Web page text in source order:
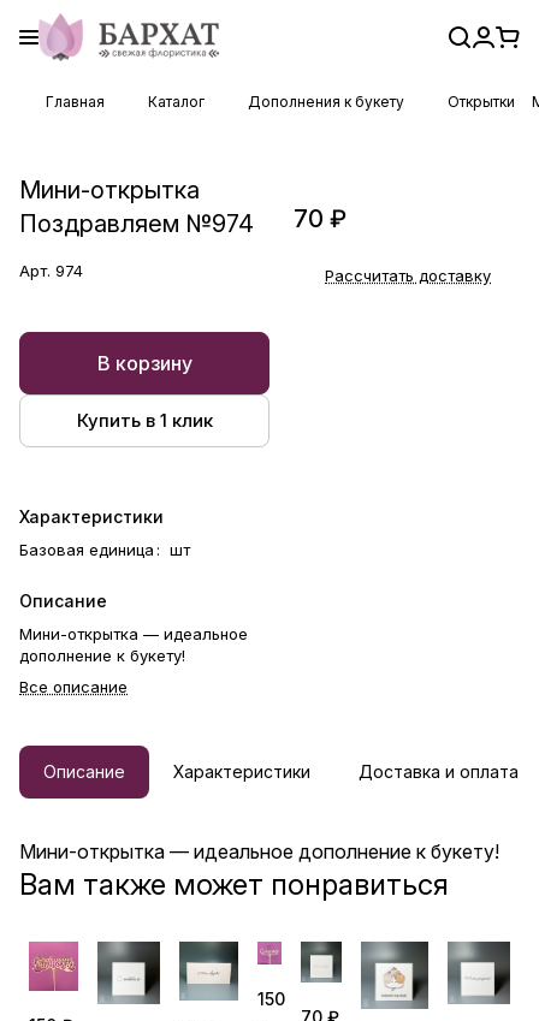
Главная Каталог Дополнения к букету Открытки
Мини-открытка
Поздравляем №974
Арт. 974
В корзину
Купить в 1 клик
Характеристики
Базовая единица: шт
Описание
Мини-открытка — идеальное
дополнение к букету!
Все описание
70 ₽
Рассчитать доставку
Описание Характеристики Доставка и оплата
Мини-открытка — идеальное дополнение к букету!
Вам также может понравиться
150
70 ₽